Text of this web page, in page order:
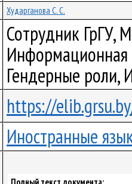
Хударганова С. С.
Сотрудник ГрГУ,
Информационная
Гендерные роли,
https://
Иностранные